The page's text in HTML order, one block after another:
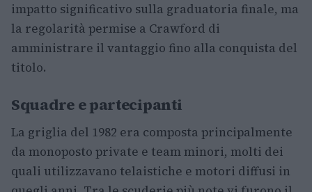
impatto significativo sulla graduatoria finale, ma
la regolarità permise a Crawford di
amministrare il vantaggio fino alla conquista del
titolo.
Squadre e partecipanti
La griglia del 1982 era composta principalmente
da monoposto private e team minori, molti dei
quali utilizzavano telaistiche e motori diffusi in